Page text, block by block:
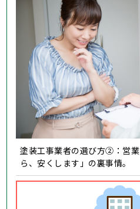
塗装工事業者の選び方②：営
ら、安くします」の裏事情。